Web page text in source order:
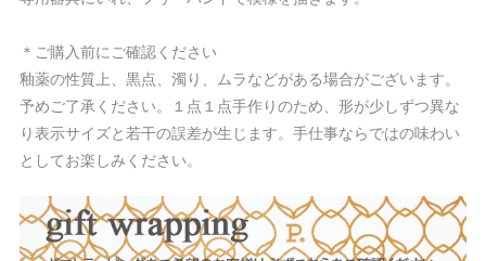
＊ご購入前にご確認ください
釉薬の性質上、黒点、濁り、ムラなどがある場合がございます。
予めご了承ください。１点１点手作りのため、形が少しずつ異な
り表示サイズと若干の誤差が生じます。手仕事ならではの味わい
としてお楽しみください。